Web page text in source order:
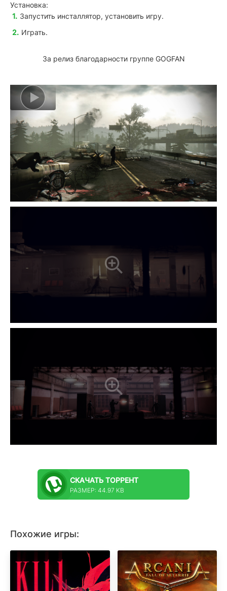
Установка:
Запустить инсталлятор, установить игру.
Играть.
За релиз благодарности группе GOGFAN
СКАЧАТЬ ТОРРЕНТ
РАЗМЕР: 44.97 KB
Похожие игры: